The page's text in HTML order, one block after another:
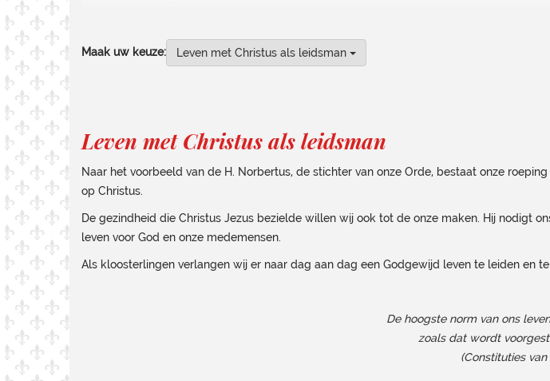
Maak uw keuze: Leven met Christus als leidsman
Leven met Christus als leidsman
Naar het voorbeeld van de H. Norbertus, de stichter van onze Orde, bestaat onze
op Christus.
De gezindheid die Christus Jezus bezielde willen wij ook tot de onze maken. Hij nodigt
leven voor God en onze medemensen.
Als kloosterlingen verlangen wij er naar dag aan dag een Godgewijd leven te leiden en
De hoogste norm van ons
zoals dat wordt
(Constituties